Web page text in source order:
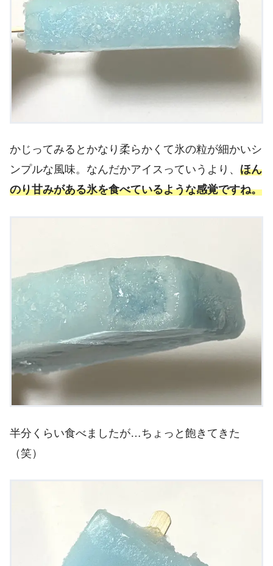
かじってみるとかなり柔らかくて氷の粒が細かいシ
ンプルな風味。なんだかアイスっていうより、 ほん
のり甘みがある氷を食べているような感覚ですね。
半分くらい食べましたが…ちょっと飽きてきた
（笑）